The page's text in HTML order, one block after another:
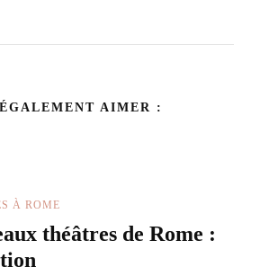
AIMER :
À ROME
théâtres de Rome :